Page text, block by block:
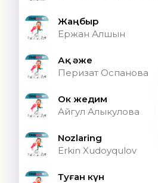
Жаңбыр
Ержан Алшын
Ақ әже
Перизат Оспанова
Ок жедим
Айгул Алыкулова
Nozlaring
Erkin Xudoyqulov
Туған күн